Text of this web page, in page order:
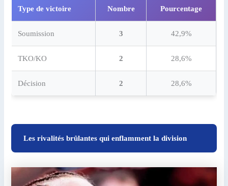
Type de victoire Nombre Pourcentage
Soumission 3 42,9%
TKO/KO 2 28,6%
Décision 2 28,6%
Les rivalités brûlantes qui enflamment la division